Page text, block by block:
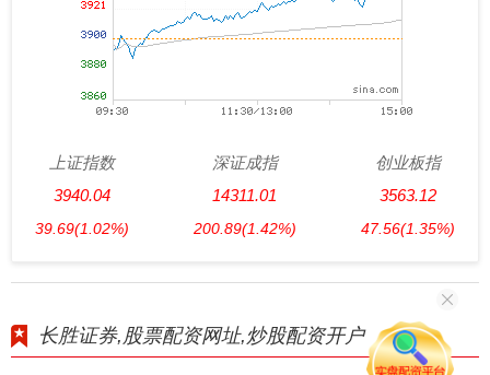
上证指数
3940.04
39.69(1.02%)
深证成指
14311.01
200.89(1.42%)
创业板指
3563.12
47.56(1.35%)
长胜证券,股票配资网址,炒股配资开户